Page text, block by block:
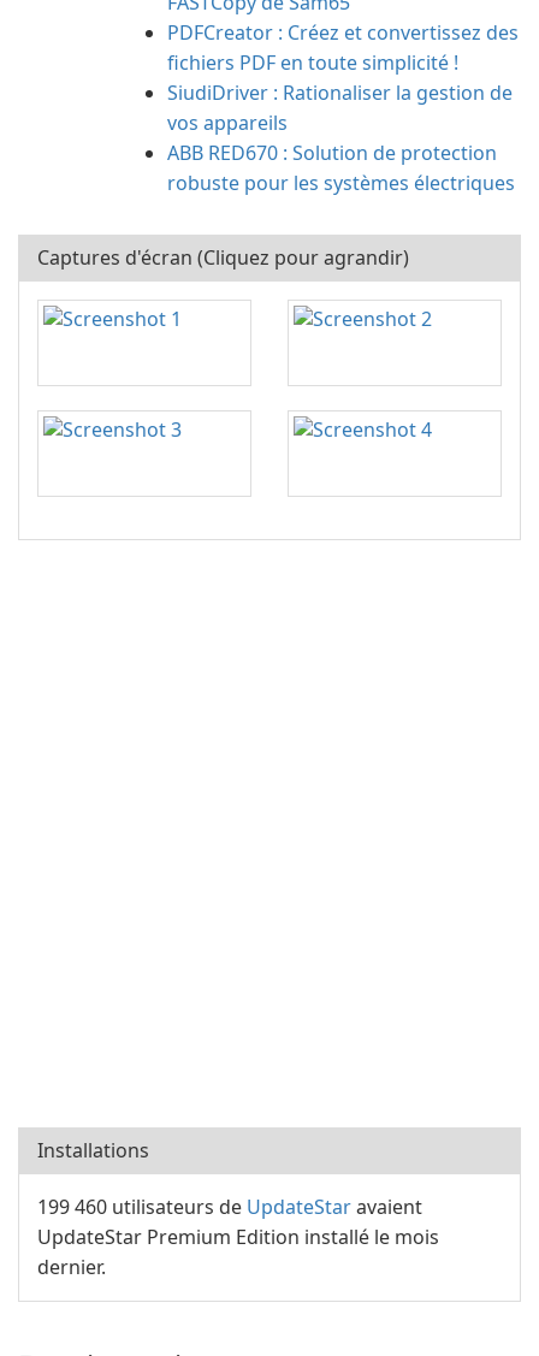
PDFCreator : Créez et convertissez des
fichiers PDF en toute simplicité !
SiudiDriver : Rationaliser la gestion de
vos appareils
ABB RED670 : Solution de protection
robuste pour les systèmes électriques
Captures d'écran (Cliquez pour agrandir)
Installations
199 460 utilisateurs de UpdateStaravaient
UpdateStar Premium Edition installé le mois
dernier.